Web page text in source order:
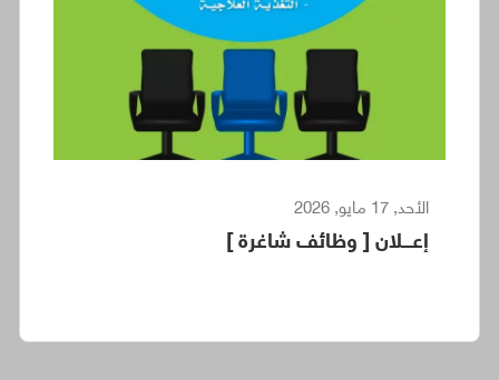
الأحد, 17 مايو, 2026
إعـــلان [ وظائف شاغرة ]